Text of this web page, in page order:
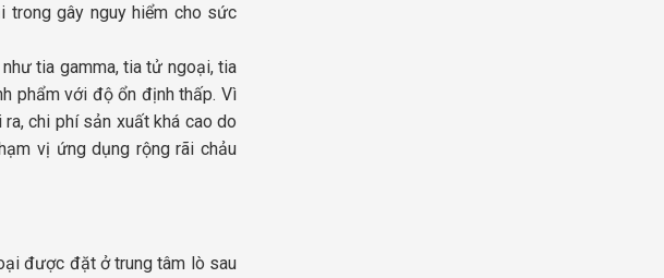
trong gây nguy hiểm cho sức
tia gamma, tia tử ngoại, tia
phẩm với độ ổn định thấp. Vì
ra, chi phí sản xuất khá cao do
vị ứng dụng rộng rãi chảu
được đặt ở trung tâm lò sau